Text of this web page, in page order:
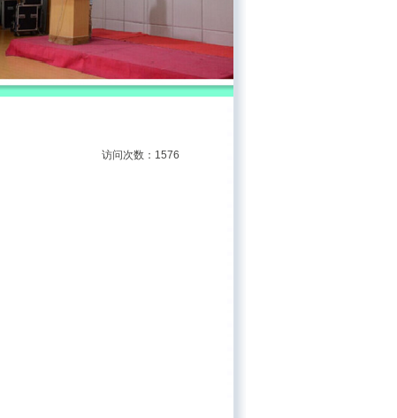
访问次数：1576